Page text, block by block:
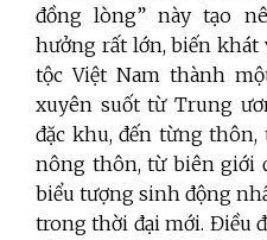
đồng lòng” này tạo
hưởng rất lớn, biến
tộc Việt Nam thành
xuyên suốt từ Trung
đặc khu, đến từng
nông thôn, từ biên giới
biểu tượng sinh động
trong thời đại mới. Điều